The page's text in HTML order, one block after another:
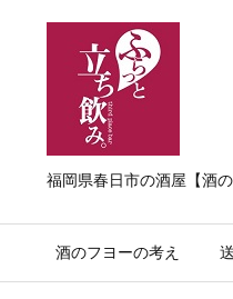
福岡県春日市の酒屋【酒
酒のフヨーの考え